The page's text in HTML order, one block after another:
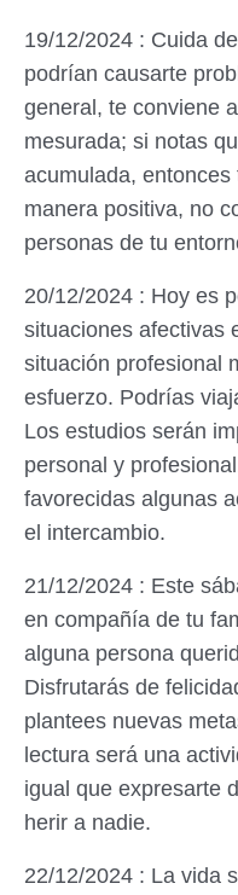
19/12/2024 : Cuida
podrían causarte
general, te conviene
mesurada; si notas
acumulada,
manera positiva, no
personas de tu
20/12/2024 : Hoy es
situaciones afectivas
situación profesional
esfuerzo. Podrías
Los estudios serán
personal y
favorecidas algunas
el intercambio.
21/12/2024 : Este
en compañía de tu
alguna persona
Disfrutarás de
plantees nuevas
lectura será una
igual que expresarte
herir a nadie.
22/12/2024 : La vida